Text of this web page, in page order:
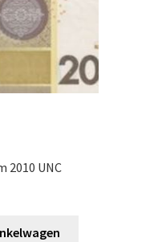
2010 UNC